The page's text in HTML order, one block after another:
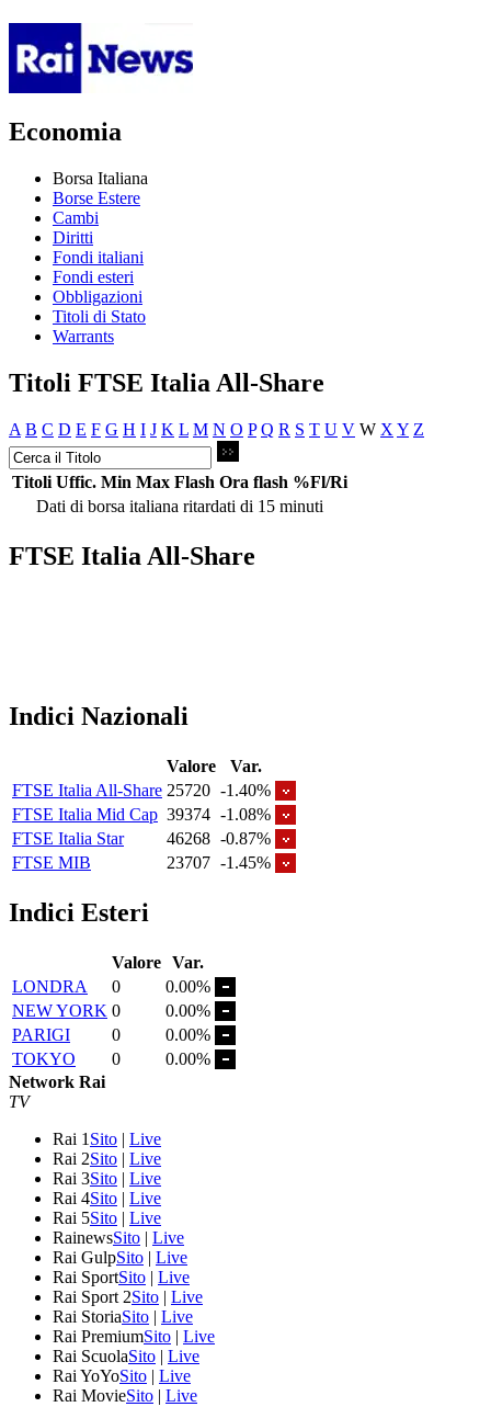
Economia
Borsa Italiana
Borse Estere
Cambi
Diritti
Fondi italiani
Fondi esteri
Obbligazioni
Titoli di Stato
Warrants
Titoli FTSE Italia All-Share
A B C D E F G H I J K L M N O P Q R S T U V W X Y Z
Titoli Uffic. Min Max Flash Ora flash %Fl/Ri
Dati di borsa italiana ritardati di 15 minuti
FTSE Italia All-Share
Indici Nazionali
Valore
Var.
FTSE Italia All-Share 25720 -1.40%
FTSE Italia Mid Cap 39374 -1.08%
FTSE Italia Star
46268 -0.87%
FTSE MIB
23707 -1.45%
Indici Esteri
Valore Var.
LONDRA
0
0.00%
NEW YORK 0
0.00%
PARIGI
0
0.00%
TOKYO
0
0.00%
Network Rai
TV
Rai 1 Sito | Live
Rai 2Sito | Live
Rai 3Sito | Live
Rai 4Sito | Live
Rai 5Sito | Live
RainewsSito | Live
Rai GulpSito | Live
Rai SportSito | Live
Rai Sport 2Sito | Live
Rai StoriaSito | Live
Rai PremiumSito | Live
Rai ScuolaSito | Live
Rai YoYoSito | Live
Rai MovieSito | Live